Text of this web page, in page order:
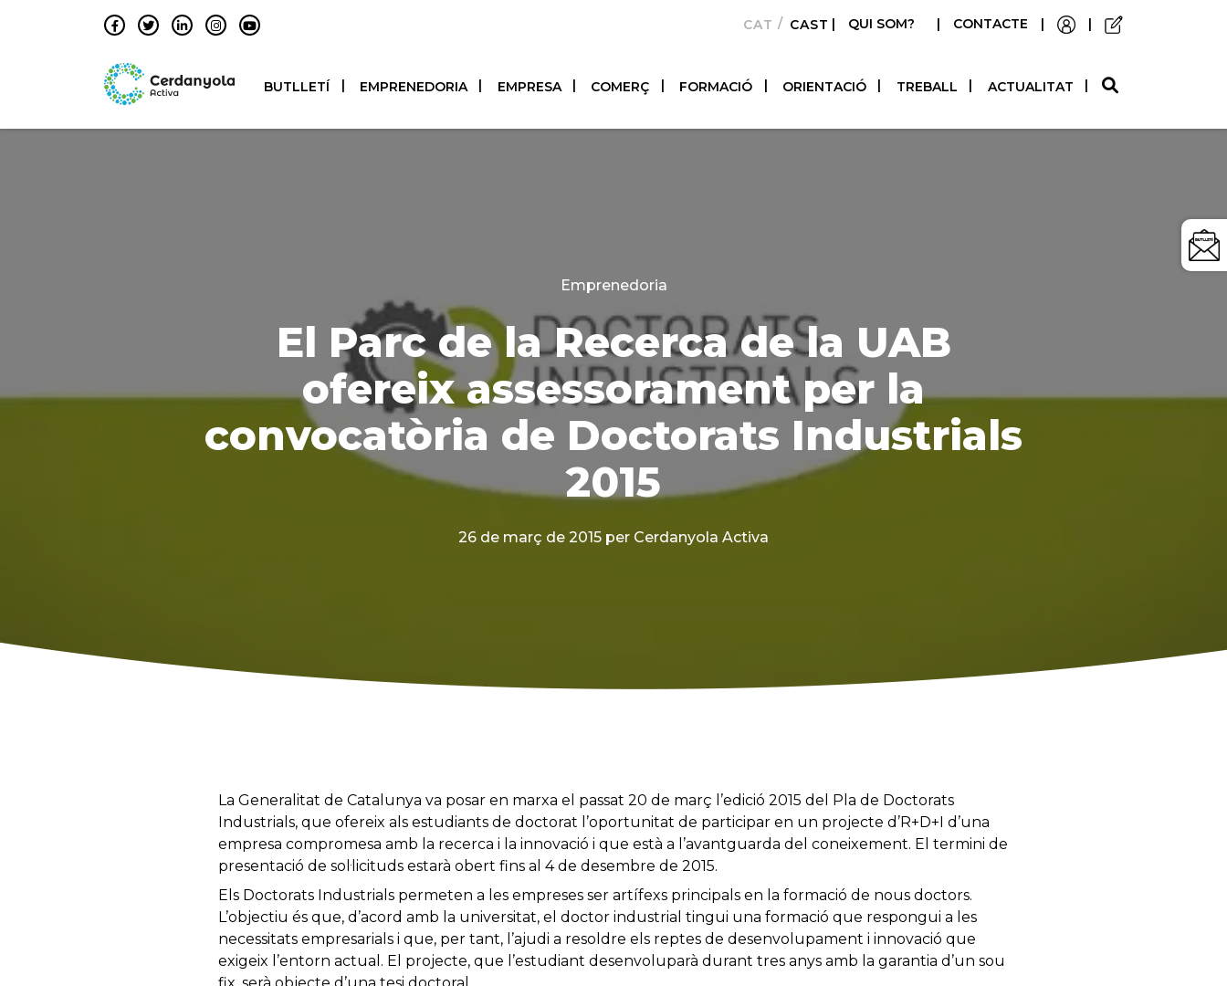
CATALÀCASTELLANO
| QUI SOM? | CONTACTE | |
BUTLLETÍ EMPRENEDORIA EMPRESA COMERÇ FORMACIÓ ORIENTACIÓ TREBALL ACTUALITAT
Categories
Emprenedoria
El Parc de la Recerca de la UAB
ofereix assessorament per la
convocatòria de Doctorats Industrials
2015
26 de març de 2015 per Cerdanyola Activa
La Generalitat de Catalunya va posar en marxa el passat 20 de març l’edició 2015 del Pla de Doctorats
Industrials, que ofereix als estudiants de doctorat l’oportunitat de participar en un projecte d’R+D+I d’una
empresa compromesa amb la recerca i la innovació i que està a l’avantguarda del coneixement. El termini de
presentació de sol·licituds estarà obert fins al 4 de desembre de 2015.
Els Doctorats Industrials permeten a les empreses ser artífexs principals en la formació de nous doctors.
L’objectiu és que, d’acord amb la universitat, el doctor industrial tingui una formació que respongui a les
necessitats empresarials i que, per tant, l’ajudi a resoldre els reptes de desenvolupament i innovació que
exigeix l’entorn actual. El projecte, que l’estudiant desenvoluparà durant tres anys amb la garantia d’un sou